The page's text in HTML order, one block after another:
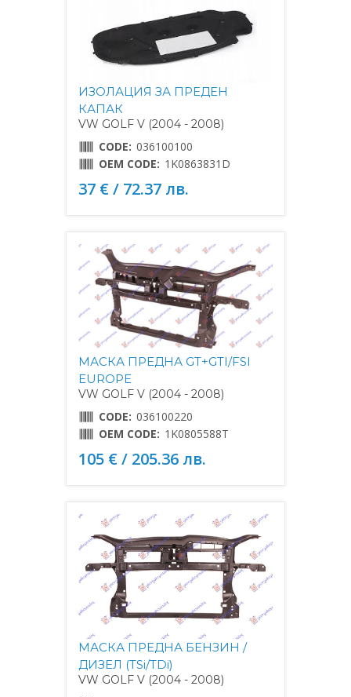
ИЗОЛАЦИЯ ЗА ПРЕДЕН
КАПАК
VW GOLF V (2004 - 2008)
CODE: 036100100
OEM CODE: 1K0863831D
37 € / 72.37 лв.
МАСКА ПРЕДНА GT+GTI/FSI
EUROPE
VW GOLF V (2004 - 2008)
CODE: 036100220
OEM CODE: 1K0805588T
105 € / 205.36 лв.
МАСКА ПРЕДНА БЕНЗИН /
ДИЗЕЛ (TSi/TDi)
VW GOLF V (2004 - 2008)